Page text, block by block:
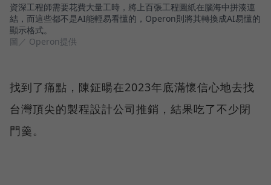
資深工程師需要花費大量工時，將上百張工程圖紙在腦海中拼湊連
結，而這些都不是AI能輕易看懂的，Operon則將其轉換成AI易懂的
顯示格式。
圖／ Operon提供
找到了痛點，陳鉦暘在2023年底滿懷信心地去找
台灣頂尖的製程設計公司推銷，結果吃了不少閉
門羹。